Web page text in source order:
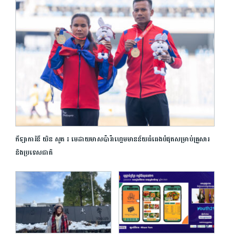
កីឡាការិនី យិន សូត ៖ មេដាយមាសប៉ារ៉ាហ្គេមមានន័យធំធេងបំផុតសម្រាប់គ្រួសារ
និងប្រទេសជាតិ